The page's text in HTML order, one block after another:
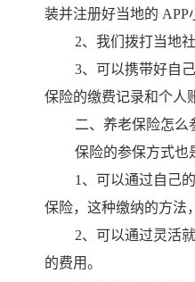
装并注册好当地的 APP
2、我们拨打当地
3、可以携带好自
保险的缴费记录和个人
二、养老保险怎么
保险的参保方式也
1、可以通过自己
保险，这种缴纳的方法
2、可以通过灵活
的费用。